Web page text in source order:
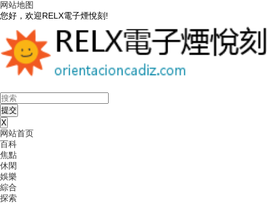
网站地图
您好，欢迎RELX電子煙悅刻!
X
网站首页
百科
焦點
休閑
娛樂
綜合
探索